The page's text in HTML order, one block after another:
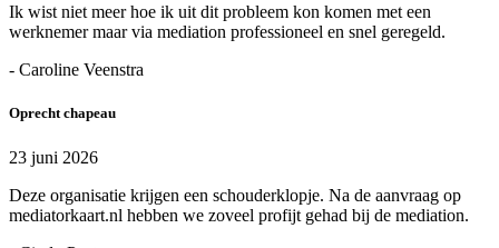
Ik wist niet meer hoe ik uit dit probleem kon komen met een
werknemer maar via mediation professioneel en snel geregeld.
- Caroline Veenstra
Oprecht chapeau
23 juni 2026
Deze organisatie krijgen een schouderklopje. Na de aanvraag op
mediatorkaart.nl hebben we zoveel profijt gehad bij de mediation.